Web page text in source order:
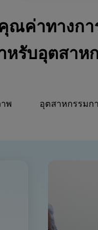
ณค่าทางกา
หรับอุตสาห
พ อุตสาหกรรมก